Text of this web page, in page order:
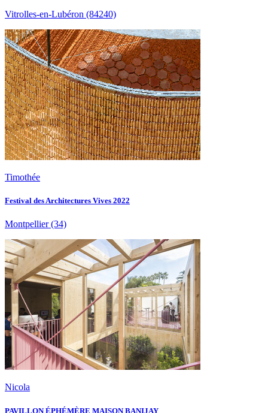
Vitrolles-en-Lubéron (84240)
Timothée
Festival des Architectures Vives 2022
Montpellier(34)
Nicola
PAVILLON ÉPHÉMÈRE MAISON BANIJAY